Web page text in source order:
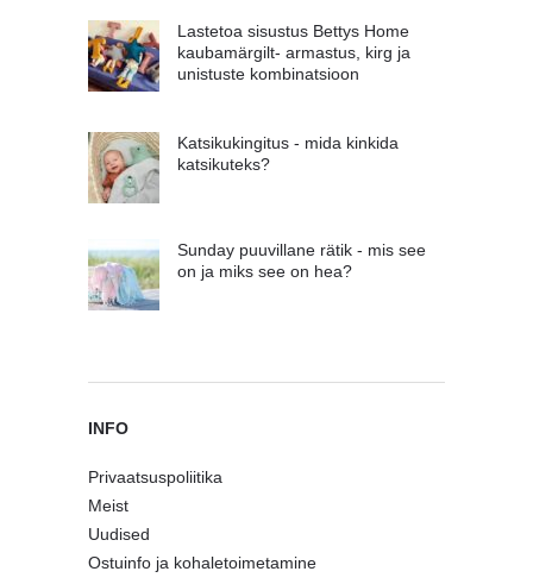
Lastetoa sisustus Bettys Home
kaubamärgilt- armastus, kirg ja
unistuste kombinatsioon
Katsikukingitus - mida kinkida
katsikuteks?
Sunday puuvillane rätik - mis see
on ja miks see on hea?
INFO
Privaatsuspoliitika
Meist
Uudised
Ostuinfo ja kohaletoimetamine